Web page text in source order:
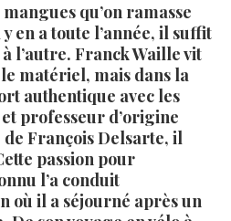
qu’on ramasse
en a toute l’année, il suffit
l’autre. Franck Waille vit
matériel, mais dans la
authentique avec les
professeur d’origine
François Delsarte, il
passion pour
l’a conduit
où il a séjourné après un